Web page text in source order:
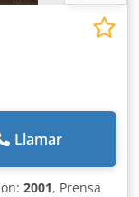
Llamar
2001, Prensa